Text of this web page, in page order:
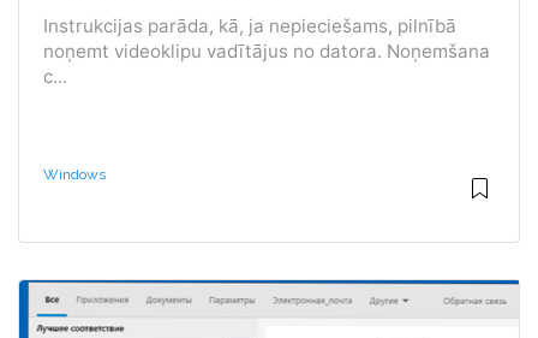
Instrukcijas parāda, kā, ja nepieciešams, pilnībā
noņemt videoklipu vadītājus no datora. Noņemšana
c...
Windows